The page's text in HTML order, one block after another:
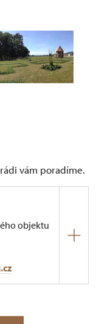
vám poradíme.
objektu